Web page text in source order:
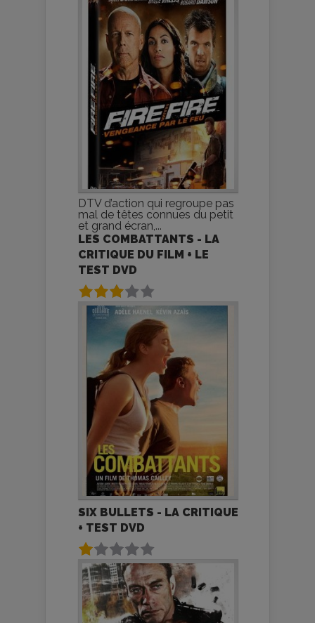
DTV d’action qui regroupe pas
mal de têtes connues du petit
et grand écran,...
LES COMBATTANTS - LA
CRITIQUE DU FILM + LE
TEST DVD
SIX BULLETS - LA CRITIQUE
+ TEST DVD